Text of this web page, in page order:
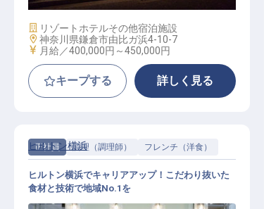
施設業態
リゾートホテルその他宿泊施設
勤務地
神奈川県鎌倉市由比ガ浜4-10-7
給与
月給／400,000円～450,000円
キープする 詳しく見る
正社員 調理（調理師） フレンチ（洋食）
ヒルトン横浜
ヒルトン横浜でキャリアアップ！こだわり抜いた
食材と技術で地域No.1を